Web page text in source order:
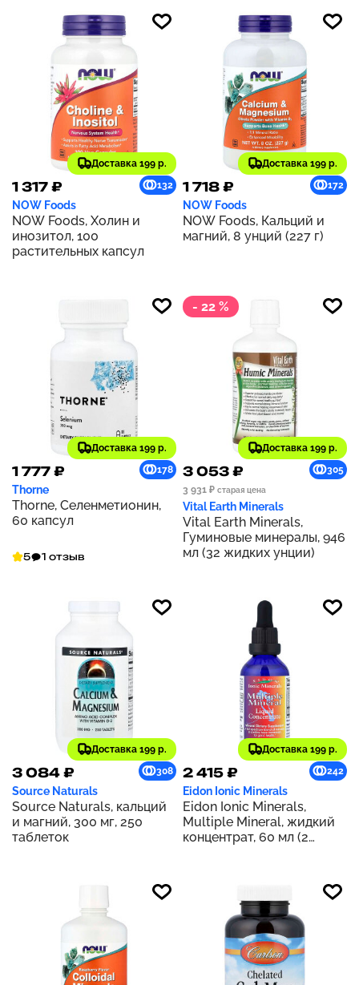
Доставка 199 р.
1 317 ₽ 132
NOW Foods
NOW Foods, Холин и
инозитол, 100
растительных капсул
Доставка 199 р.
1 718 ₽ 172
NOW Foods
NOW Foods, Кальций и
магний, 8 унций (227 г)
Доставка 199 р.
1 777 ₽ 178
Thorne
Thorne, Селенметионин,
60 капсул
5 1 отзыв
- 22 %
Доставка 199 р.
3 053 ₽
305
3 931 ₽ старая цена
Vital Earth Minerals
Vital Earth Minerals,
Гуминовые минералы, 946
мл (32 жидких унции)
Доставка 199 р.
3 084 ₽ 308
Source Naturals
Source Naturals, кальций
и магний, 300 мг, 250
таблеток
Доставка 199 р.
2 415 ₽ 242
Eidon Ionic Minerals
Eidon Ionic Minerals,
Multiple Mineral, жидкий
концентрат, 60 мл (2